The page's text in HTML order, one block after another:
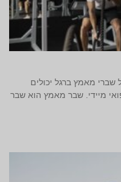
שברי מאמץ ברגל יכולים
מיידי. שבר מאמץ הוא שבר